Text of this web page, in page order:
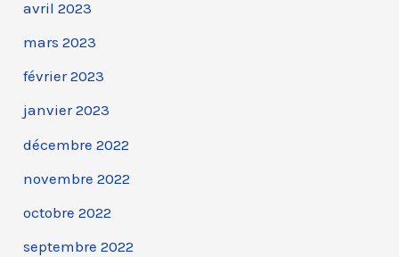
avril 2023
mars 2023
février 2023
janvier 2023
décembre 2022
novembre 2022
octobre 2022
septembre 2022